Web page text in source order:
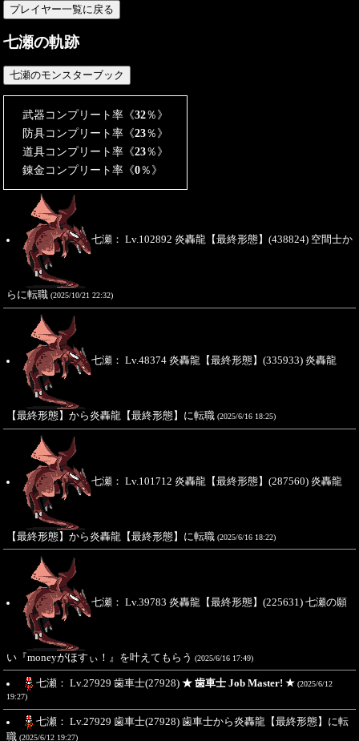
七瀬の軌跡
武器コンプリート率《32％》
防具コンプリート率《23％》
道具コンプリート率《23％》
錬金コンプリート率《0％》
七瀬： Lv.102892 炎轟龍【最終形態】(438824) 空間士か
らに転職 (2025/10/21 22:32)
七瀬： Lv.48374 炎轟龍【最終形態】(335933) 炎轟龍
【最終形態】から炎轟龍【最終形態】に転職 (2025/6/16 18:25)
七瀬： Lv.101712 炎轟龍【最終形態】(287560) 炎轟龍
【最終形態】から炎轟龍【最終形態】に転職 (2025/6/16 18:22)
七瀬： Lv.39783 炎轟龍【最終形態】(225631) 七瀬の願
い『moneyがほすぃ！』を叶えてもらう (2025/6/16 17:49)
七瀬： Lv.27929 歯車士(27928) ★ 歯車士 Job Master! ★ (2025/6/12
19:27)
七瀬： Lv.27929 歯車士(27928) 歯車士から炎轟龍【最終形態】に転
職 (2025/6/12 19:27)